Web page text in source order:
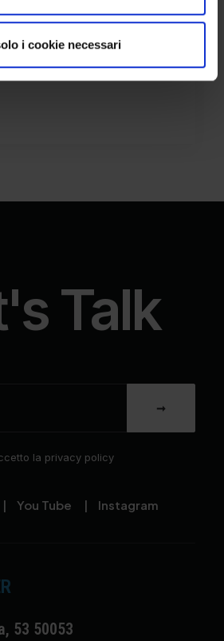
i cookie necessari
LTD -
LOVE CR
Talk
la privacy policy
| You Tube | Instagram
53 50053